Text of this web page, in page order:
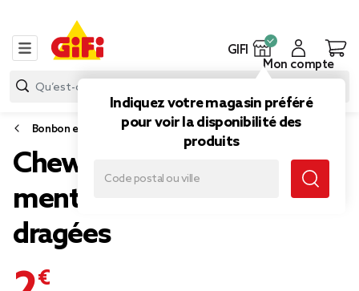
GIFI
Indiquez votre magasin préféré
pour voir la disponibilité des
produits
Mon compte
Bonbon et gourmandise
Chewing-gum Airwaves
menthe forte 5 étuis de 10
dragées
2,50 €